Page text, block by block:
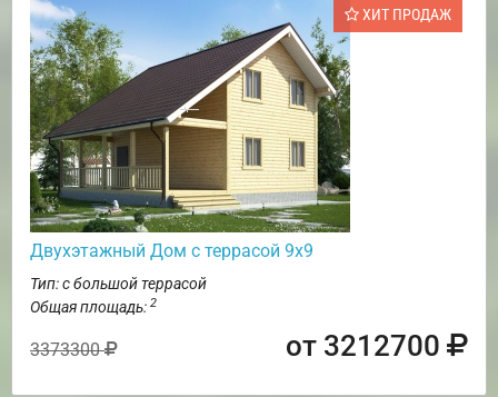
ХИТ ПРОДАЖ
Двухэтажный Дом с террасой 9х9
Тип: с большой террасой
Общая площадь: 2
3373300 от 3212700